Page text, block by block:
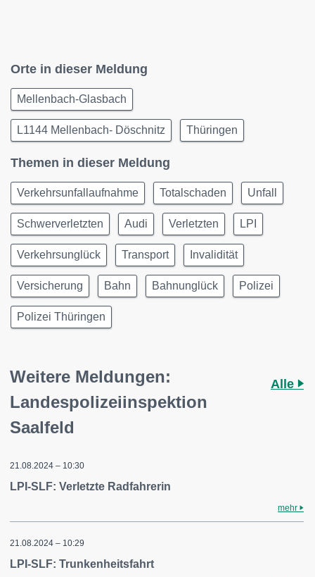
Orte in dieser Meldung
Mellenbach-Glasbach
L1144 Mellenbach- Döschnitz Thüringen
Themen in dieser Meldung
Verkehrsunfallaufnahme Totalschaden Unfall
Schwerverletzten Audi Verletzten LPI
Verkehrsunglück Transport Invalidität
Versicherung Bahn Bahnunglück Polizei
Polizei Thüringen
Weitere Meldungen:
Landespolizeiinspektion
Saalfeld
Alle
21.08.2024 – 10:30
LPI-SLF: Verletzte Radfahrerin
mehr
21.08.2024 – 10:29
LPI-SLF: Trunkenheitsfahrt